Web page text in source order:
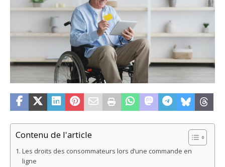
Contenu de l'article
Les droits des consommateurs lors d’une commande en
ligne